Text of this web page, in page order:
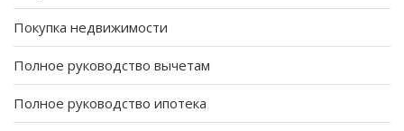
Покупка недвижимости
Полное руководство вычетам
Полное руководство ипотека